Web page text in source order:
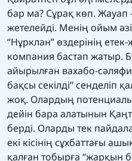
бар ма? Сұрақ көп. Жауап
жетелейді. Менің ойым
“Нұрклан” өздерінің
компания бастап жатыр.
айырылған вахабо-
бақсы секілді” сенделіп
жоқ. Олардың
дейін бара алатынын
берді. Оларды тек
екі кісінің сұхбаттағы
қалған тобырға “жарқын